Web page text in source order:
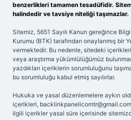
benzerlikleri tamamen tesadüfidir.
halindedir ve tavsiye niteliği taşımazlar.
Sitemiz, 5651 Sayılı Kanun gereğince
Kurumu (BTK) tarafından onaylanmış bir
vermektedir. Bu nedenle, sitedeki
veya araştırma yükümlülüğümüz
yazdıkları içeriklerin sorumluluğunu
bu sorumluluğu kabul etmiş sayılırlar.
Hukuka ve yasal düzenlemelere aykırı
içerikleri, backlinkpanelicomtr@gmail.com
ilgili içerikler yasal süre içerisinde